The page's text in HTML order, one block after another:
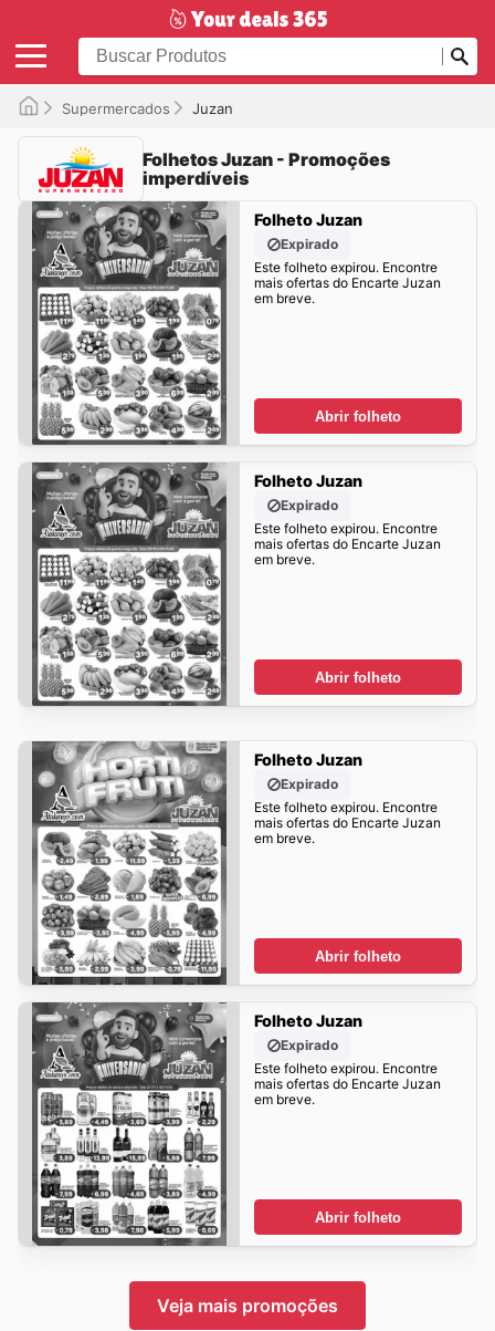
Supermercados Juzan
Folhetos Juzan - Promoções
imperdíveis
Folheto Juzan
Expirado
Este folheto expirou. Encontre
mais ofertas do Encarte Juzan
em breve.
Abrir folheto
Folheto Juzan
Expirado
Este folheto expirou. Encontre
mais ofertas do Encarte Juzan
em breve.
Abrir folheto
Folheto Juzan
Expirado
Este folheto expirou. Encontre
mais ofertas do Encarte Juzan
em breve.
Abrir folheto
Folheto Juzan
Expirado
Este folheto expirou. Encontre
mais ofertas do Encarte Juzan
em breve.
Abrir folheto
Veja mais promoções